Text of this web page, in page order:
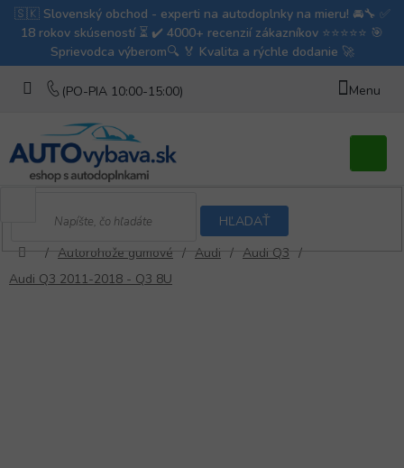
HĽADAŤ
košík
Domov
/ Autorohože gumové / Audi / Audi Q3 /
Audi Q3 2011-2018 - Q3 8U